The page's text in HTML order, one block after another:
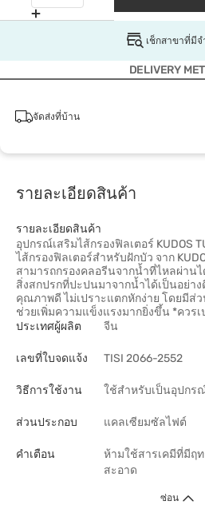
เช็กสาขาที่มี
DELIVERY
จัดส่งที่บ้าน
รายละเอียดสินค้า
รายละเอียดสินค้า
อุปกรณ์เสริมไส้กรองฟิลเตอร์ KUDOS
ไส้กรองฟิลเตอร์สำหรับฝักบัว จาก
สามารถกรองคลอรีนจากน้ำที่ไหลผ่าน
สิ่งสกปรกที่ปะปนมาจากน้ำได้เป็นอย่า
คุณภาพดี ไม่เปราะแตกหักง่าย โดยมีส่
ช่วยเพิ่มความแข็งแรงมากยิ่งขึ้น *ควร
ประเทศผู้ผลิต
จีน
เลขที่ใบจดแจ้ง TISI 2066-2552
วิธีการใช้งาน ใช้สำหรับเป็นอุปกร
ส่วนประกอบ แคลเซียมซัลไฟต์
คำเตือน
ห้ามใช้สารเคมีที่มีฤ
สะอาด
ซ่อน